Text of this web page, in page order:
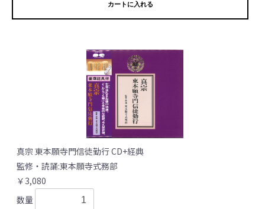
カートに入れる
真宗 東本願寺門信徒勤行 CD+経典
監修・読誦:東本願寺式務部
￥3,080
数量